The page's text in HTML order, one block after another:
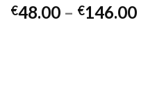
€48.00 – €146.00